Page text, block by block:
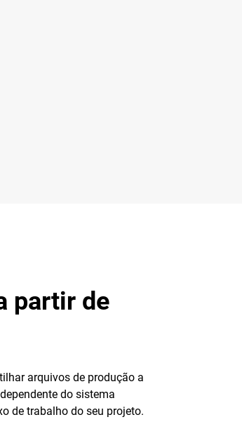
partir de
arquivos de produção a
do sistema
de trabalho do seu projeto.